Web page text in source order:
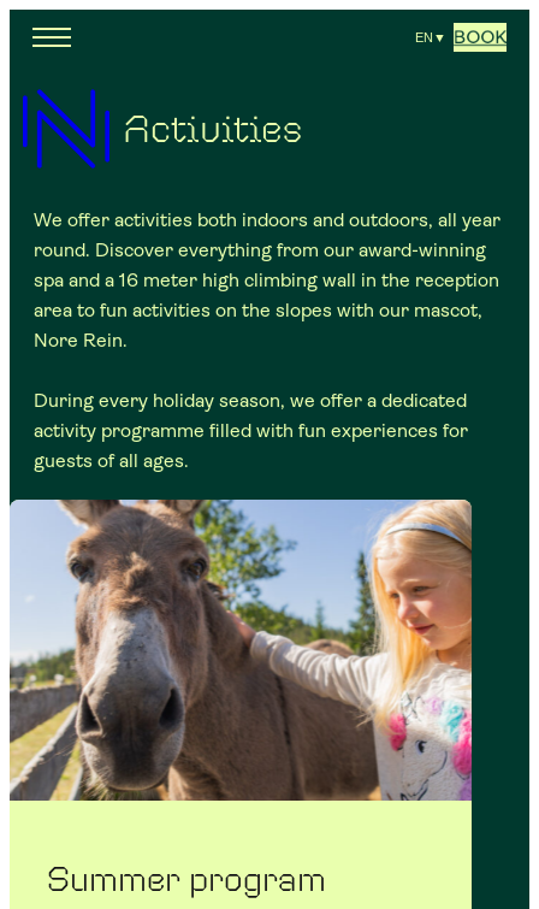
EN ▼ BOOK
Activities
We offer activities both indoors and outdoors, all year
round. Discover everything from our award-winning
spa and a 16 meter high climbing wall in the reception
area to fun activities on the slopes with our mascot,
Nore Rein.
During every holiday season, we offer a dedicated
activity programme filled with fun experiences for
guests of all ages.
Summer program